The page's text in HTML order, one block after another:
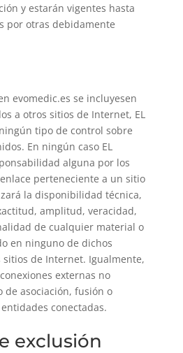
y estarán vigentes hasta
por otras debidamente
evomedic.es se incluyesen
a otros sitios de Internet, EL
tipo de control sobre
En ningún caso EL
alguna por los
perteneciente a un sitio
la disponibilidad técnica,
amplitud, veracidad,
de cualquier material o
en ninguno de dichos
de Internet. Igualmente,
externas no
asociación, fusión o
conectadas.
exclusión